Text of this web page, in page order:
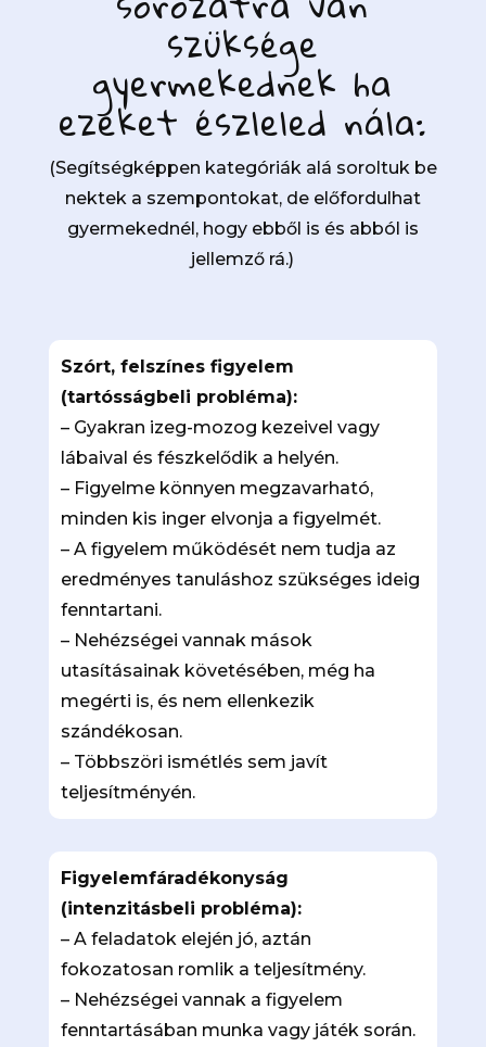
szüksége
gyermekednek ha
ezeket észleled nála:
(Segítségképpen kategóriák alá soroltuk be
nektek a szempontokat, de előfordulhat
gyermekednél, hogy ebből is és abból is
jellemző rá.)
Szórt, felszínes figyelem
(tartósságbeli probléma):
– Gyakran izeg-mozog kezeivel vagy
lábaival és fészkelődik a helyén.
– Figyelme könnyen megzavarható,
minden kis inger elvonja a figyelmét.
– A figyelem működését nem tudja az
eredményes tanuláshoz szükséges ideig
fenntartani.
– Nehézségei vannak mások
utasításainak követésében, még ha
megérti is, és nem ellenkezik
szándékosan.
– Többszöri ismétlés sem javít
teljesítményén.
Figyelemfáradékonyság
(intenzitásbeli probléma):
– A feladatok elején jó, aztán
fokozatosan romlik a teljesítmény.
– Nehézségei vannak a figyelem
fenntartásában munka vagy játék során.